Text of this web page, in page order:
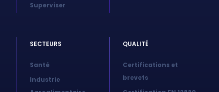
Superviser
SECTEURS
Santé
Industrie
QUALITÉ
Certifications et
brevets